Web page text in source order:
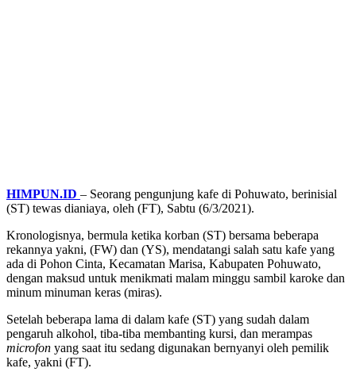
HIMPUN.ID – Seorang pengunjung kafe di Pohuwato, berinisial
(ST) tewas dianiaya, oleh (FT), Sabtu (6/3/2021).
Kronologisnya, bermula ketika korban (ST) bersama beberapa
rekannya yakni, (FW) dan (YS), mendatangi salah satu kafe yang
ada di Pohon Cinta, Kecamatan Marisa, Kabupaten Pohuwato,
dengan maksud untuk menikmati malam minggu sambil karoke dan
minum minuman keras (miras).
Setelah beberapa lama di dalam kafe (ST) yang sudah dalam
pengaruh alkohol, tiba-tiba membanting kursi, dan merampas
microfon yang saat itu sedang digunakan bernyanyi oleh pemilik
kafe, yakni (FT).